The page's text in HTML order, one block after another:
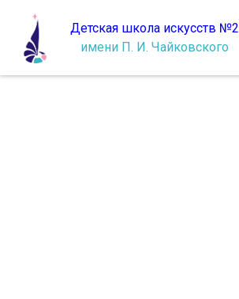
Детская школа искусств №2
имени П. И. Чайковского